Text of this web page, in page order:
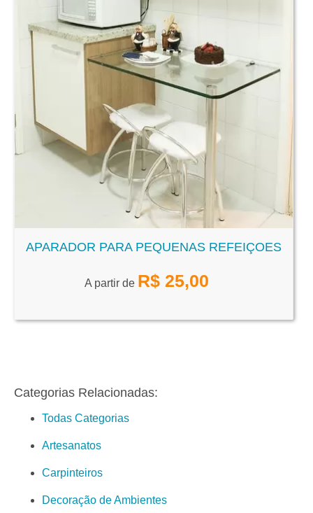
APARADOR PARA PEQUENAS REFEIÇOES
A partir de R$ 25,00
Categorias Relacionadas:
Todas Categorias
Artesanatos
Carpinteiros
Decoração de Ambientes